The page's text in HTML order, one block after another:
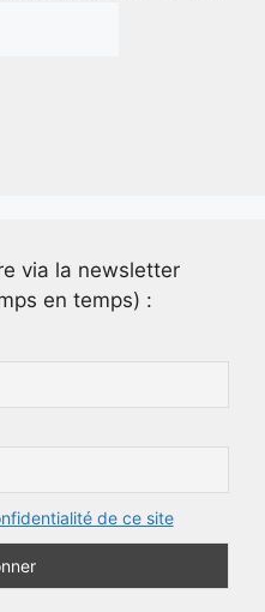
via la newsletter
en temps) :
de ce site